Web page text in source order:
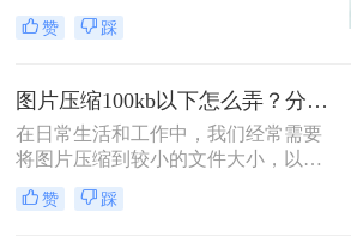
如何压缩图片大小呢？本文整理了三
种简单有效的压缩方法，助您快速压
赞 踩
图片压缩100kb以下怎么弄？分享4个高效压缩方法！
在日常生活和工作中，我们经常需要
将图片压缩到较小的文件大小，以便
于上传、发送或存储。将图片压缩到
100KB以下是一个常见的需求。那么
赞 踩